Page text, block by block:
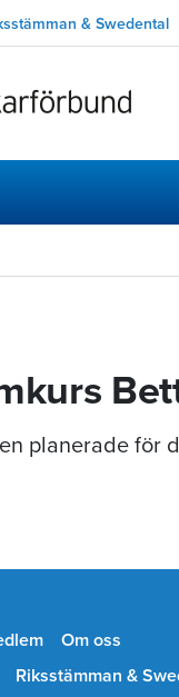
& Swedental
planerade för
Om oss
Riksstämman &